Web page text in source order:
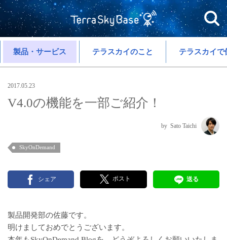
製品・サービス テラスカイのこと テラスカイで
2017.05.23
V4.0の機能を一部ご紹介！
Sato Taichi
SkyOnDemand
シェア ポスト 送る
製品開発部の佐藤です。
明けましておめでとうございます。